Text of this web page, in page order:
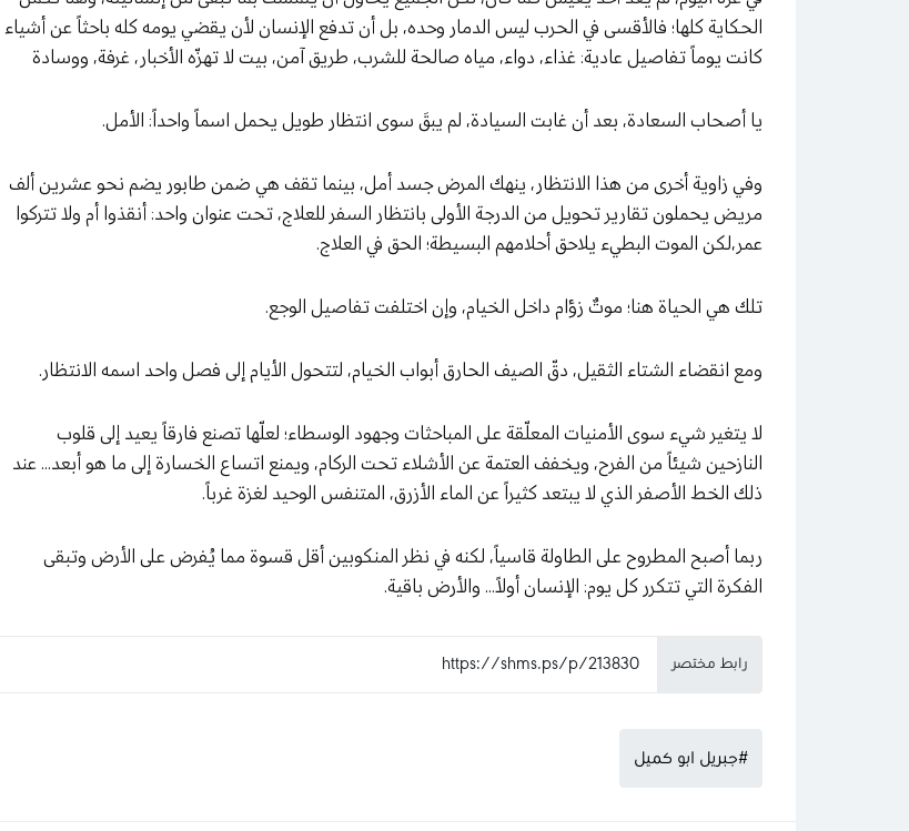
الحكاية كلها؛ فالأقسى في الحرب ليس الدمار وحده، بل أن تدفع الإنسان لأن يقضي يومه كله باحثاً عن أشياء
كانت يوماً تفاصيل عادية: غذاء، دواء، مياه صالحة للشرب، طريق آمن، بيت لا تهزّه الأخبار، غرفة، ووسادة
يا أصحاب السعادة، بعد أن غابت السيادة، لم يبقَ سوى انتظار طويل يحمل اسماً واحداً: الأمل.
وفي زاوية أخرى من هذا الانتظار، ينهك المرض جسد أمل، بينما تقف هي ضمن طابور يضم نحو عشرين ألف
مريض يحملون تقارير تحويل من الدرجة الأولى بانتظار السفر للعلاج، تحت عنوان واحد: أنقذوا أم ولا تتركوا
عمر،لكن الموت البطيء يلاحق أحلامهم البسيطة؛ الحق في العلاج.
تلك هي الحياة هنا؛ موتٌ زؤام داخل الخيام، وإن اختلفت تفاصيل الوجع.
ومع انقضاء الشتاء الثقيل، دقّ الصيف الحارق أبواب الخيام، لتتحول الأيام إلى فصل واحد اسمه الانتظار.
لا يتغير شيء سوى الأمنيات المعلّقة على المباحثات وجهود الوسطاء؛ لعلّها تصنع فارقاً يعيد إلى قلوب
النازحين شيئاً من الفرح، ويخفف العتمة عن الأشلاء تحت الركام، ويمنع اتساع الخسارة إلى ما هو أبعد… عند
ذلك الخط الأصفر الذي لا يبتعد كثيراً عن الماء الأزرق، المتنفس الوحيد لغزة غرباً.
ربما أصبح المطروح على الطاولة قاسياً، لكنه في نظر المنكوبين أقل قسوة مما يُفرض على الأرض وتبقى
الفكرة التي تتكرر كل يوم: الإنسان أولاً… والأرض باقية.
رابط مختصر
#جبريل ابو كميل